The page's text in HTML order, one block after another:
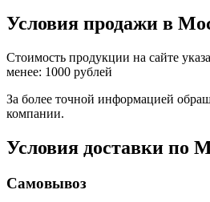
Условия продажи в
Стоимость продукции на сайте
менее: 1000 рублей
За более точной информацией
компании.
Условия доставки по
Самовывоз